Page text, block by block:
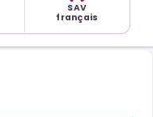
SAV
français